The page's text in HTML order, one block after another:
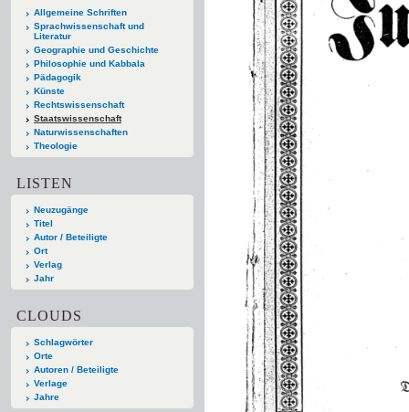
Allgemeine Schriften
Sprachwissenschaft und
Literatur
Geographie und Geschichte
Philosophie und Kabbala
Pädagogik
Künste
Rechtswissenschaft
Staatswissenschaft
Naturwissenschaften
Theologie
LISTEN
Neuzugänge
Titel
Autor / Beteiligte
Ort
Verlag
Jahr
CLOUDS
Schlagwörter
Orte
Autoren / Beteiligte
Verlage
Jahre